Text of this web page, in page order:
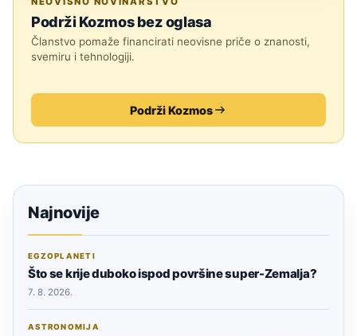
Podrži Kozmos bez oglasa
Članstvo pomaže financirati neovisne priče o znanosti,
svemiru i tehnologiji.
Podrži Kozmos
Najnovije
EGZOPLANETI
Što se krije duboko ispod površine super-Zemalja?
7. 8. 2026.
ASTRONOMIJA